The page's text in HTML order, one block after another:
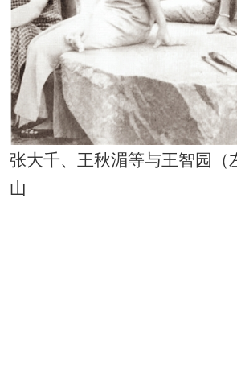
张大千、王秋湄等与王智园（
山